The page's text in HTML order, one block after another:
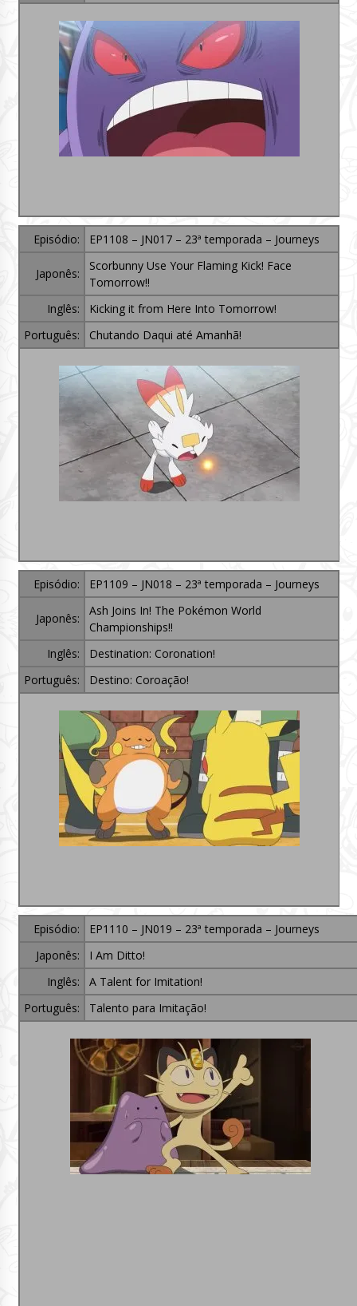
Episódio: EP1108 – JN017 – 23ª temporada – Journeys
Japonês:
Scorbunny Use Your Flaming Kick! Face
Tomorrow!!
Inglês:
Kicking it from Here Into Tomorrow!
Português:
Chutando Daqui até Amanhã!
Episódio: EP1109 – JN018 – 23ª temporada – Journeys
Japonês:
Ash Joins In! The Pokémon World
Championships!!
Inglês:
Destination: Coronation!
Português:
Destino: Coroação!
Episódio:
EP1110 – JN019 – 23ª temporada – Journeys
Japonês:
I Am Ditto!
Inglês:
A Talent for Imitation!
Português:
Talento para Imitação!